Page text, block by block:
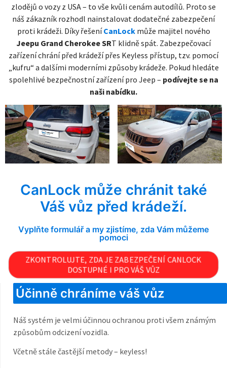
zlodějů o vozy z USA – to vše kvůli cenám autodílů. Proto se
náš zákazník rozhodl nainstalovat dodatečné zabezpečení
proti krádeži. Díky řešeníCanLockmůže majitel nového
Jeepu Grand Cherokee SRT klidně spát. Zabezpečovací
zařízení chrání před krádeží přes Keyless přístup, tzv. pomocí
„kufru“ a dalšími moderními způsoby krádeže. Pokud hledáte
spolehlivé bezpečnostní zařízení pro Jeep – podívejte se na
naši nabídku.
CanLock může chránit také
Váš vůz před krádeží.
Vyplňte formulář a my zjistíme, zda Vám můžeme
pomoci
ZKONTROLUJTE, ZDA JE ZABEZPEČENÍ CANLOCK
DOSTUPNÉ I PRO VÁŠ VŮZ
Účinně chráníme váš vůz
Náš systém je velmi účinnou ochranou proti všem známým
způsobům odcizení vozidla.
Včetně stále častější metody – keyless!